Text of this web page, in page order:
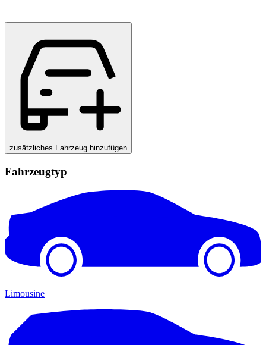
zusätzliches Fahrzeug hinzufügen
Fahrzeugtyp
Limousine